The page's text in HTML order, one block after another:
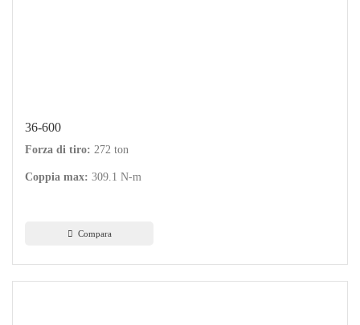
36-600
Forza di tiro: 272 ton
Coppia max: 309.1 N-m
Compara